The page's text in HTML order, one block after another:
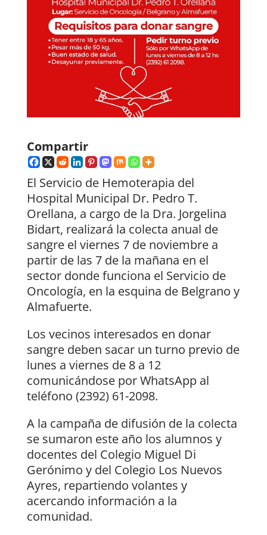
Compartir
El Servicio de Hemoterapia del
Hospital Municipal Dr. Pedro T.
Orellana, a cargo de la Dra. Jorgelina
Bidart, realizará la colecta anual de
sangre el viernes 7 de noviembre a
partir de las 7 de la mañana en el
sector donde funciona el Servicio de
Oncología, en la esquina de Belgrano y
Almafuerte.
Los vecinos interesados en donar
sangre deben sacar un turno previo de
lunes a viernes de 8 a 12
comunicándose por WhatsApp al
teléfono (2392) 61-2098.
A la campaña de difusión de la colecta
se sumaron este año los alumnos y
docentes del Colegio Miguel Di
Gerónimo y del Colegio Los Nuevos
Ayres, repartiendo volantes y
acercando información a la
comunidad.